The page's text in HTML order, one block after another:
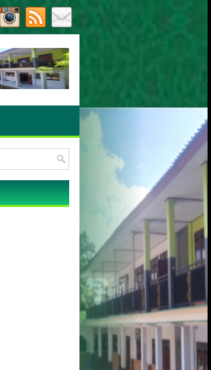
: NO. 4, MUNYATI SULLAM,